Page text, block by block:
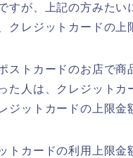
すが、上記の方みた
クレジットカードの
ストカードのお店で
た人は、クレジット
ジットカードの上限
トカードの利用上限